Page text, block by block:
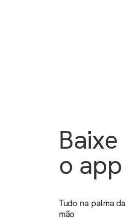
Baixe
o app
Tudo na palma da
mão